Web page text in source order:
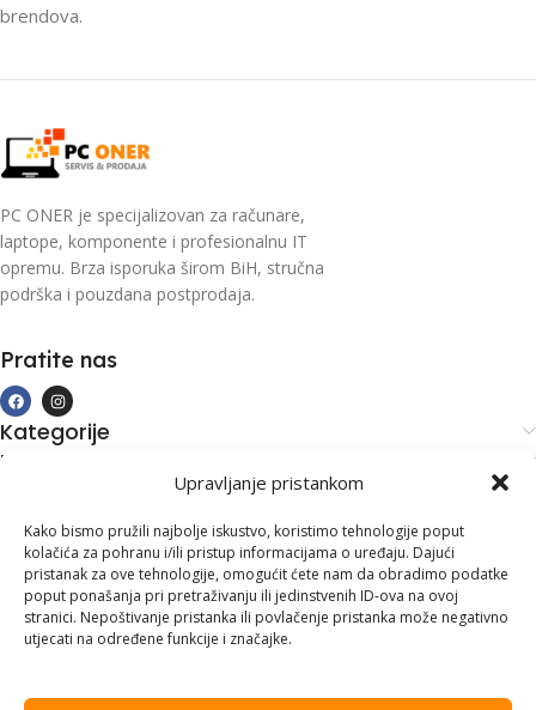
Upravljanje pristankom
Kako bismo pružili najbolje iskustvo, koristimo tehnologije poput
kolačića za pohranu i/ili pristup informacijama o uređaju. Dajući
pristanak za ove tehnologije, omogućit ćete nam da obradimo podatke
poput ponašanja pri pretraživanju ili jedinstvenih ID-ova na ovoj
stranici. Nepoštivanje pristanka ili povlačenje pristanka može negativno
utjecati na određene funkcije i značajke.
brendova.
PC ONER je specijalizovan za računare,
laptope, komponente i profesionalnu IT
opremu. Brza isporuka širom BiH, stručna
podrška i pouzdana postprodaja.
Pratite nas
Kategorije
Kupovina i podrška
Kontakt informacije
Branilaca Bosne, 75 300 Lukavac
+387 35 555 999
info@pconer.ba